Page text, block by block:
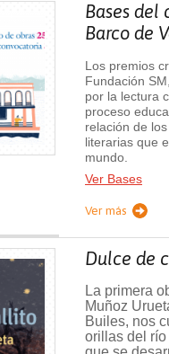
Bases del
Barco de
Los premios
Fundación
por la lectura
proceso
relación de
literarias que
mundo.
Ver Bases
Ver más
Dulce de
La primera
Muñoz
Builes, nos
orillas del